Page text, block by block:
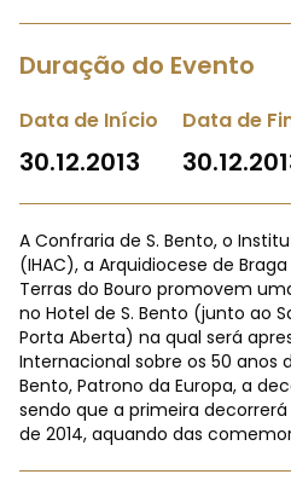
Duração do Evento
Data de Início
30.12.2013
Data de
A Confraria de S. Bento, o
(IHAC), a Arquidiocese de
Terras do Bouro promovem
no Hotel de S. Bento (junto ao
Porta Aberta) na qual será
Internacional sobre os 50 anos
Bento, Patrono da Europa, a
sendo que a primeira decorrerá
de 2014, aquando das